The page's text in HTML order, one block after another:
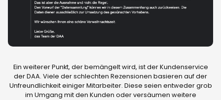
Ein weiterer Punkt, der bemängelt wird, ist der Kundenservice
der DAA. Viele der schlechten Rezensionen basieren auf der
Unfreundlichkeit einiger Mitarbeiter. Diese seien entweder grob
im Umgang mit den Kunden oder versäumen weitere